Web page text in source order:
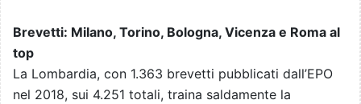
Brevetti: Milano, Torino, Bologna, Vicenza e Roma al
top
La Lombardia, con 1.363 brevetti pubblicati dall’EPO
nel 2018, sui 4.251 totali, traina saldamente la